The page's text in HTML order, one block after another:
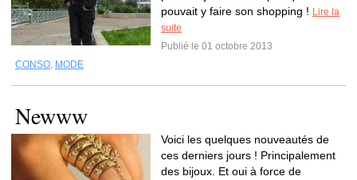
pouvait y faire son shopping ! Lire la
suite
Publié le 01 octobre 2013
CONSO, MODE
Newww
Voici les quelques nouveautés de
ces derniers jours ! Principalement
des bijoux. Et oui à force de